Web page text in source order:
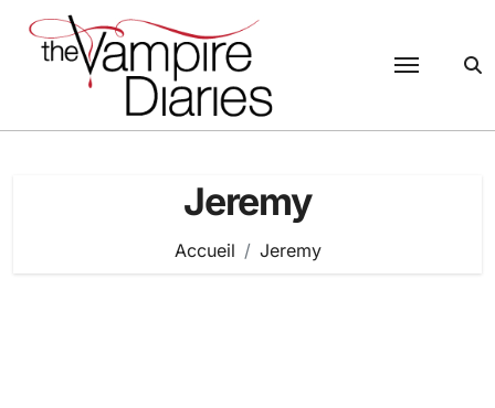
contenu
Jeremy
Accueil Jeremy